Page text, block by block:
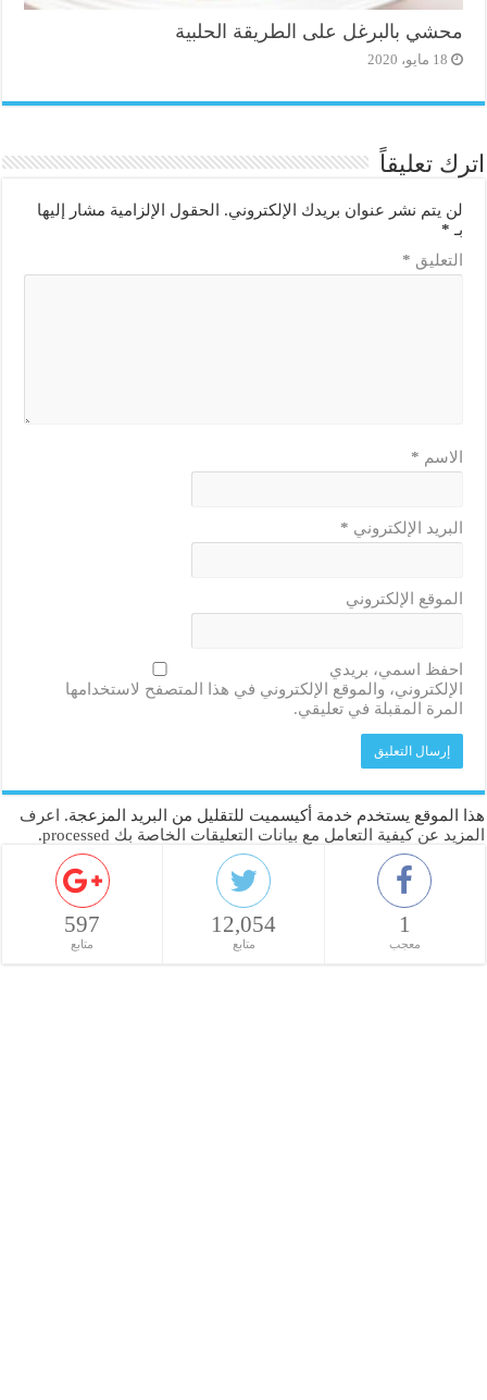
محشي بالبرغل على الطريقة الحلبية
18 مايو، 2020
اترك تعليقاً
لن يتم نشر عنوان بريدك الإلكتروني.
الحقول الإلزامية مشار إليها
بـ *
التعليق *
الاسم *
البريد الإلكتروني *
الموقع الإلكتروني
احفظ اسمي، بريدي
الإلكتروني، والموقع الإلكتروني في هذا المتصفح لاستخدامها
المرة المقبلة في تعليقي.
هذا الموقع يستخدم خدمة أكيسميت للتقليل من البريد المزعجة.
اعرف
المزيد عن كيفية التعامل مع بيانات التعليقات الخاصة بك processed
.
1
معجب
12,054
متابع
597
متابع